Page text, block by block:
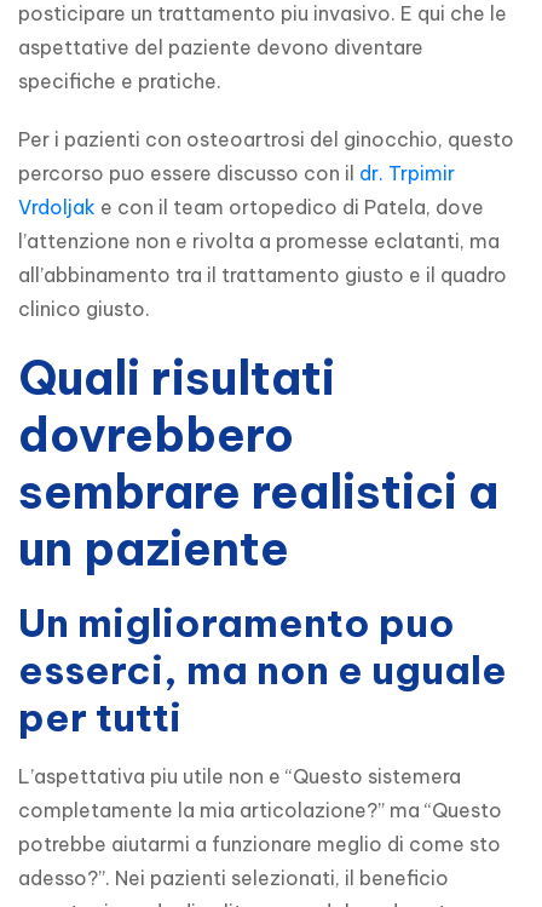
posticipare un trattamento piu invasivo. E qui che le
aspettative del paziente devono diventare
specifiche e pratiche.
Per i pazienti con osteoartrosi del ginocchio, questo
percorso puo essere discusso con il dr. Trpimir
Vrdoljak e con il team ortopedico di Patela, dove
l’attenzione non e rivolta a promesse eclatanti, ma
all’abbinamento tra il trattamento giusto e il quadro
clinico giusto.
Quali risultati
dovrebbero
sembrare realistici a
un paziente
Un miglioramento puo
esserci, ma non e uguale
per tutti
L’aspettativa piu utile non e “Questo sistemera
completamente la mia articolazione?” ma “Questo
potrebbe aiutarmi a funzionare meglio di come sto
adesso?”. Nei pazienti selezionati, il beneficio